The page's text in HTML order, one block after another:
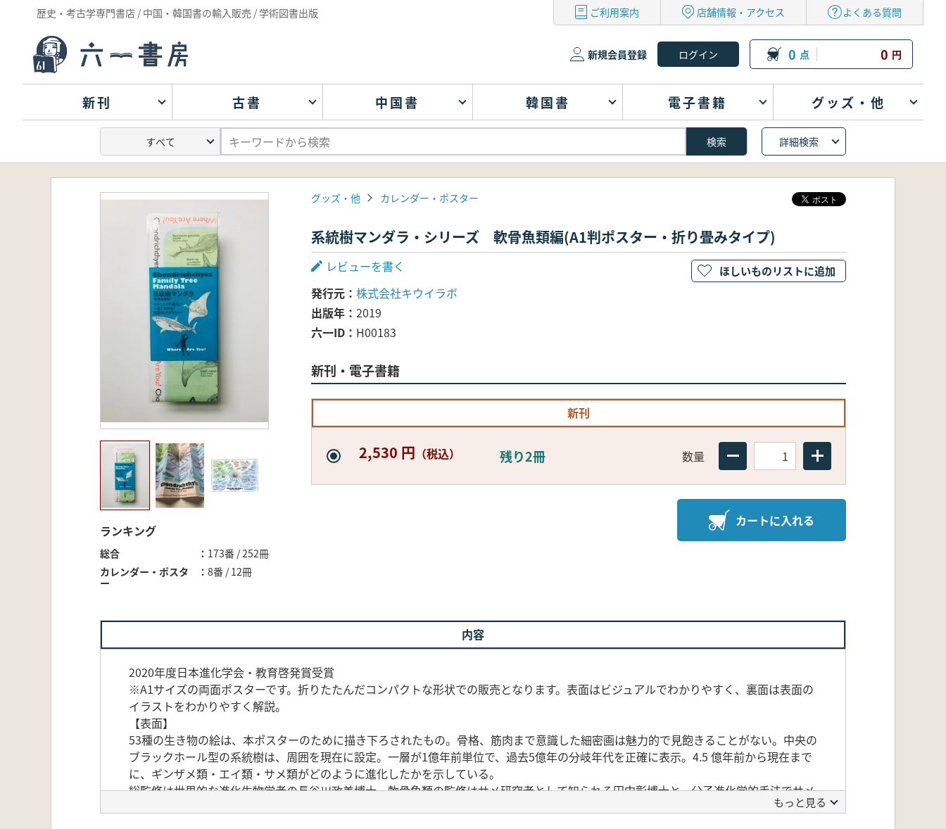
歴史・考古学専門書店 / 中国・韓国書の輸入販売 / 学術図書出版 ご利用案内 店舗情報・アクセス よくある質問
新規会員登録 0 点 0 円
新刊 古書 中国書 韓国書 電子書籍 グッズ・他
詳細検索
ランキング
総合
173番 / 252冊
カレンダー・ポスタ
ー
8番 / 12冊
グッズ・他 カレンダー・ポスター
系統樹マンダラ・シリーズ 軟骨魚類編(A1判ポスター・折り畳みタイプ)
レビューを書く
発行元
株式会社キウイラボ
出版年
2019
六一ID
H00183
新刊・電子書籍
新刊
2,530 円 （税込） 残り2冊 数量
カートに入れる
ほしいものリストに追加
内容
2020年度日本進化学会・教育啓発賞受賞
※A1サイズの両面ポスターです。折りたたんだコンパクトな形状での販売となります。表面はビジュアルでわかりやすく、裏面は表面の
イラストをわかりやすく解説。
【表面】
53種の生き物の絵は、本ポスターのために描き下ろされたもの。骨格、筋肉まで意識した細密画は魅力的で見飽きることがない。中央の
ブラックホール型の系統樹は、周囲を現在に設定。一層が1億年前単位で、過去5億年の分岐年代を正確に表示。4.5 億年前から現在まで
に、ギンザメ類・エイ類・サメ類がどのように進化したかを示している。
総監修は世界的な進化生物学者の長谷川政美博士、軟骨魚類の監修はサメ研究者として知られる田中彰博士と、分子進化学的手法でサメ
の進化に挑んでいる工樂樹洋博士。デザインは、朝日新聞GLOBEや「翼の王国」等のデザインで知られるエディトリアルデザインのトッ
もっと見る